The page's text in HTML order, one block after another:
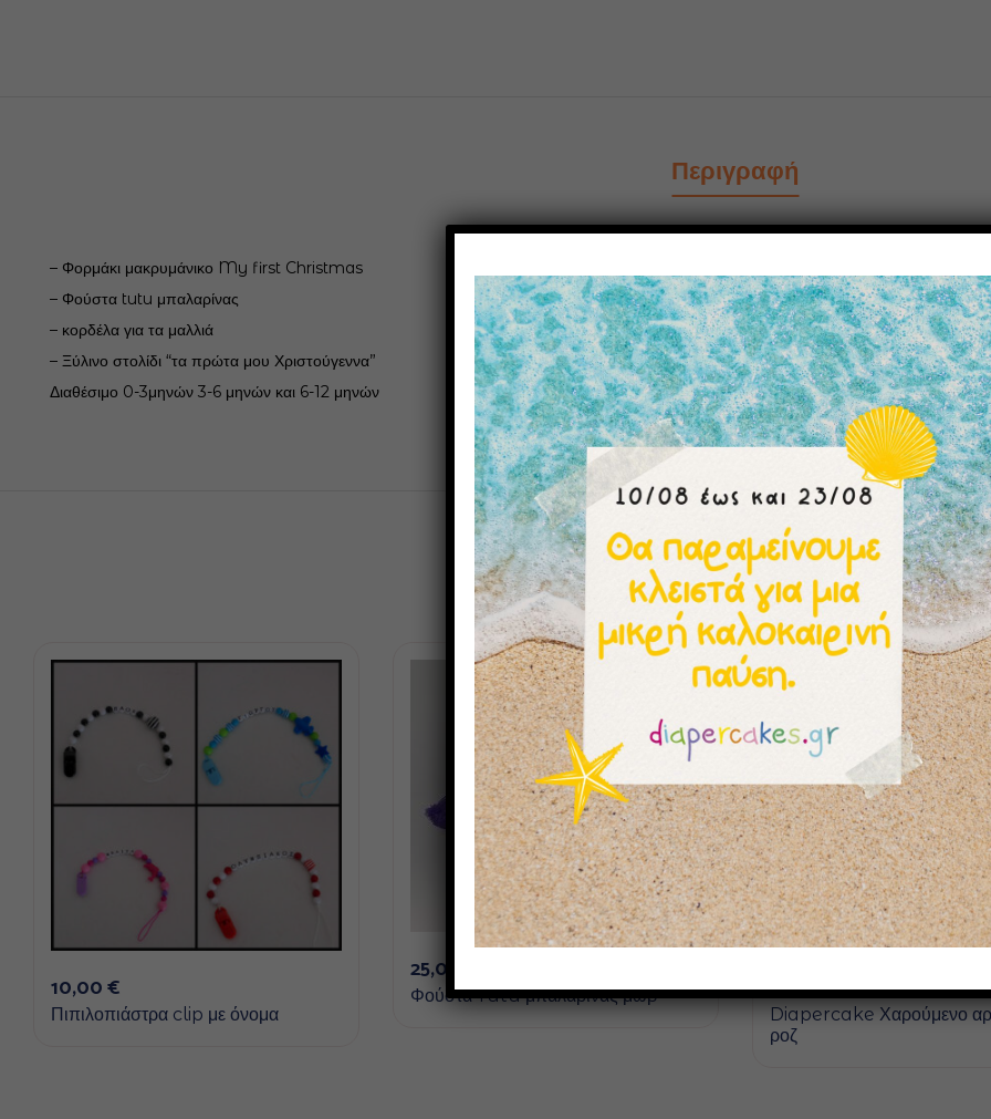
Περιγραφή
– Φορμάκι μακρυμάνικο My first Christmas
– Φούστα tutu μπαλαρίνας
– κορδέλα για τα μαλλιά
– Ξύλινο στολίδι “τα πρώτα μου Χριστούγεννα”
Διαθέσιμο 0-3μηνών 3-6 μηνών και 6-12 μηνών
Μπορεί επίσης να σας αρέσουν
10,00€
Πιπιλοπιάστρα clip με όνομα
25,00
Φούστα Tutu μπαλαρίνας μωβ 65,00€
Diapercake Χαρούμενο
ροζ